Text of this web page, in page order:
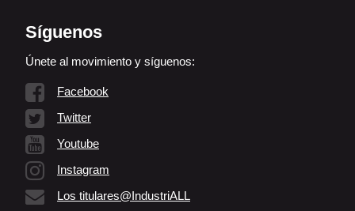
Síguenos
Únete al movimiento y síguenos:
Facebook
Twitter
Youtube
Instagram
Los titulares@IndustriALL